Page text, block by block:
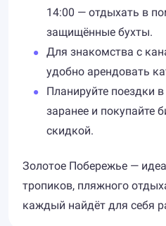
14:00 — отдыхать в
защищённые бухты.
Для знакомства с
удобно арендовать
Планируйте поездки
заранее и покупайте
скидкой.
Золотое Побережье —
тропиков, пляжного
каждый найдёт для себя